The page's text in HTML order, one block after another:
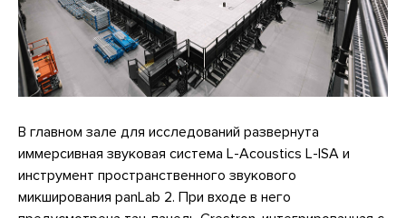
В главном зале для исследований развернута
иммерсивная звуковая система L-Acoustics L-ISA и
инструмент пространственного звукового
микширования panLab 2. При входе в него